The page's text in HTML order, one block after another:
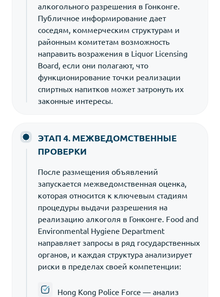
алкогольного разрешения в Гонконге.
Публичное информирование дает
соседям, коммерческим структурам и
районным комитетам возможность
направить возражения в Liquor Licensing
Board, если они полагают, что
функционирование точки реализации
спиртных напитков может затронуть их
законные интересы.
ЭТАП 4. МЕЖВЕДОМСТВЕННЫЕ
ПРОВЕРКИ
После размещения объявлений
запускается межведомственная оценка,
которая относится к ключевым стадиям
процедуры выдачи разрешения на
реализацию алкоголя в Гонконге. Food and
Environmental Hygiene Department
направляет запросы в ряд государственных
органов, и каждая структура анализирует
риски в пределах своей компетенции:
Hong Kong Police Force — анализ